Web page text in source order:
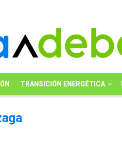
TRANSICIÓN ENERGÉTICA